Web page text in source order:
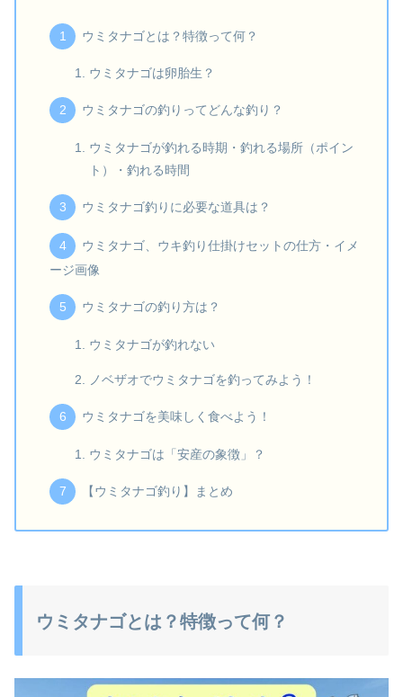
ウミタナゴとは？特徴って何？
ウミタナゴは卵胎生？
ウミタナゴの釣りってどんな釣り？
ウミタナゴが釣れる時期・釣れる場所（ポイン
ト）・釣れる時間
ウミタナゴ釣りに必要な道具は？
ウミタナゴ、ウキ釣り仕掛けセットの仕方・イメ
ージ画像
ウミタナゴの釣り方は？
ウミタナゴが釣れない
ノベザオでウミタナゴを釣ってみよう！
ウミタナゴを美味しく食べよう！
ウミタナゴは「安産の象徴」？
【ウミタナゴ釣り】まとめ
ウミタナゴとは？特徴って何？